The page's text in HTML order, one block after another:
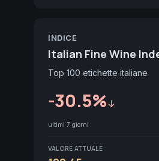
INDICE
Italian Fine Wine
Top 100 etichette italiane
-30.5%↓
ultimi 7 giorni
VALORE ATTUALE